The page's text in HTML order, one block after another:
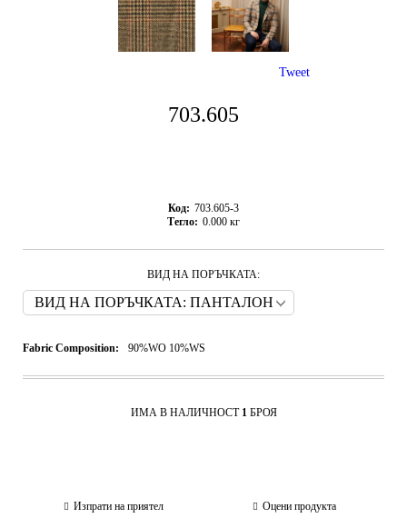
703.605
Код: 703.605-3
Тегло: 0.000 кг
ВИД НА ПОРЪЧКАТА:
Fabric Composition: 90%WO 10%WS
ИМА В НАЛИЧНОСТ 1БРОЯ
Изпрати на приятел Оцени продукта
Tweet